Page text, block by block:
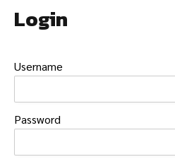
Login
Username
Password